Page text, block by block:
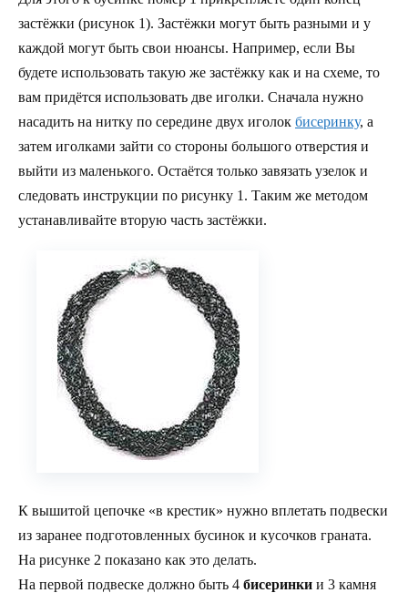
застёжки (рисунок 1). Застёжки могут быть разными и у
каждой могут быть свои нюансы. Например, если Вы
будете использовать такую же застёжку как и на схеме, то
вам придётся использовать две иголки. Сначала нужно
насадить на нитку по середине двух иголок бисеринку, а
затем иголками зайти со стороны большого отверстия и
выйти из маленького. Остаётся только завязать узелок и
следовать инструкции по рисунку 1. Таким же методом
устанавливайте вторую часть застёжки.
К вышитой цепочке «в крестик» нужно вплетать подвески
из заранее подготовленных бусинок и кусочков граната.
На рисунке 2 показано как это делать.
На первой подвеске должно быть 4 бисеринки и 3 камня